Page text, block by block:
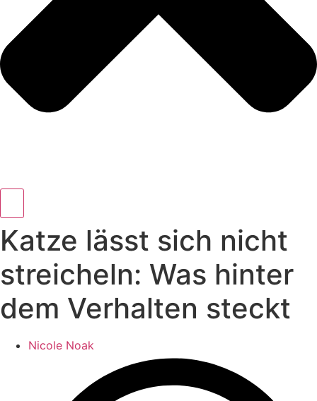
Katze lässt sich nicht
streicheln: Was hinter
dem Verhalten steckt
Nicole Noak